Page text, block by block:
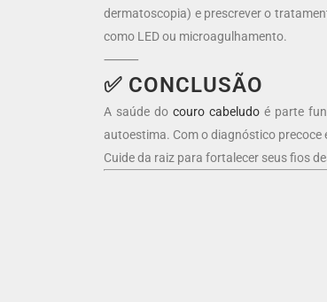
dermatoscopia) e prescrever o
como LED ou microagulhamento.
⸻
✅ CONCLUSÃO
A saúde do couro cabeludoé parte
autoestima. Com o diagnóstico precoce
Cuide da raiz para fortalecer seus fios